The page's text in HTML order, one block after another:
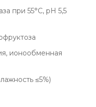
при 55°C, pH 5,5
ионообменная
≤5%)